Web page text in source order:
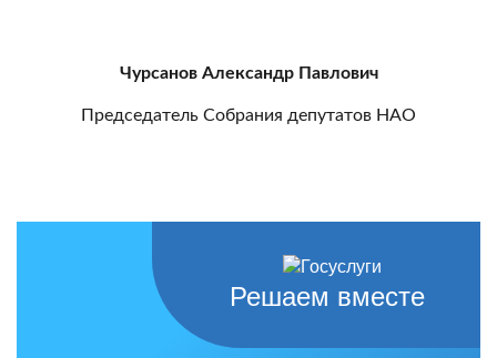
Чурсанов Александр Павлович
Председатель Собрания депутатов НАО
Решаем вместе